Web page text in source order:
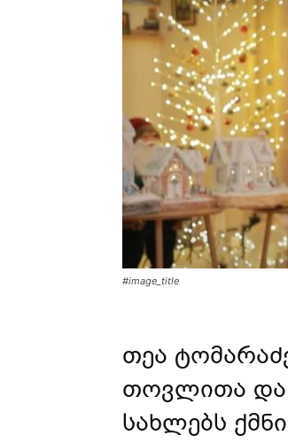
#image_title
თეა
თოვლითა და
სახლებს